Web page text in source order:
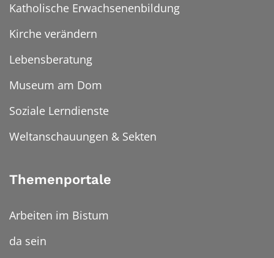
Katholische Erwachsenenbildung
Kirche verändern
Lebensberatung
Museum am Dom
Soziale Lerndienste
Weltanschauungen & Sekten
Themenportale
Arbeiten im Bistum
da sein